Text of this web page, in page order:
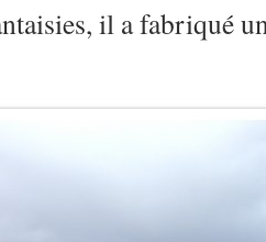
il a fabriqué